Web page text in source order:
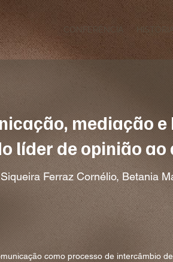
CONFERÊNCIA HISTÓRIA
mediação
líder de opinião
Ferraz Cornélio, Betania
como processo de intercâmbio